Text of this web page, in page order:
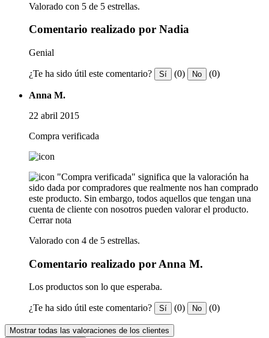
Valorado con 5 de 5 estrellas.
Comentario realizado por Nadia
Genial
¿Te ha sido útil este comentario? Sí (0) No (0)
Anna M.
22 abril 2015
Compra verificada
"Compra verificada" significa que la valoración ha
sido dada por compradores que realmente nos han comprado
este producto. Sin embargo, todos aquellos que tengan una
cuenta de cliente con nosotros pueden valorar el producto.
Cerrar nota
Valorado con 4 de 5 estrellas.
Comentario realizado por Anna M.
Los productos son lo que esperaba.
¿Te ha sido útil este comentario? Sí (0) No (0)
Mostrar todas las valoraciones de los clientes